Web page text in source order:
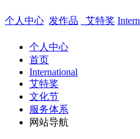
个人中心 发作品 艾特奖
个人中心
首页
International
艾特奖
文化节
服务体系
网站导航